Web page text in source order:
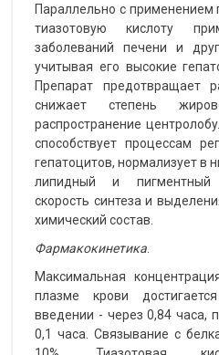
Параллельно с применением
тиазотовую кислоту
заболеваний печени и
учитывая его высокие
Препарат предотвращает
снижает степень
распространение
способствует процессам
гепатоцитов, нормализует в
липидный и пигментный
скорость синтеза и
химический состав.
Фармакокинетика
Максимальная
плазме крови
введении - через 0,84 часа,
0,1 часа. Связывание с